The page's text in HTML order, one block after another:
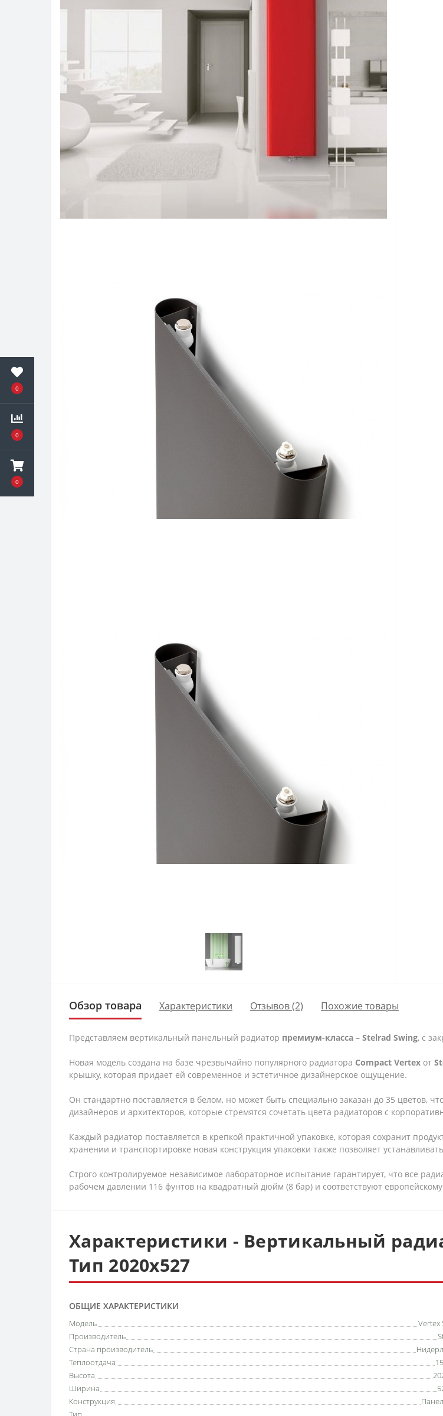
0
0
0
Обзор товара Характеристики Отзывов (2) Похожие товары
Представляем вертикальный панельный радиатор премиум-класса – Stelrad Swing, с
Новая модель создана на базе чрезвычайно популярного радиатора Compact Vertex от
крышку, которая придает ей современное и эстетичное дизайнерское ощущение.
Он стандартно поставляется в белом, но может быть специально заказан до 35 цветов,
дизайнеров и архитекторов, которые стремятся сочетать цвета радиаторов с
Каждый радиатор поставляется в крепкой практичной упаковке, которая сохранит
хранении и транспортировке новая конструкция упаковки также позволяет
Строго контролируемое независимое лабораторное испытание гарантирует, что все
рабочем давлении 116 фунтов на квадратный дюйм (8 бар) и соответствуют европейскому
Характеристики - Вертикальный
Тип 2020x527
ОБЩИЕ ХАРАКТЕРИСТИКИ
Модель
Vertex
Производитель
Страна производитель
Теплоотдача
Высота
Ширина
Конструкция